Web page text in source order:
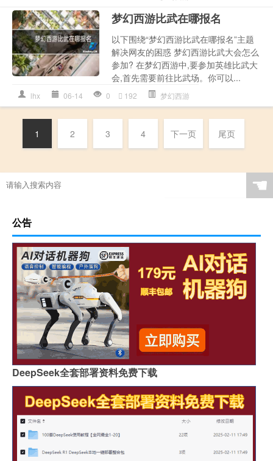
梦幻西游比武在哪报名
以下围绕“梦幻西游比武在哪报名”主题
解决网友的困惑 梦幻西游比武大会怎么
参加? 在梦幻西游中,要参加英雄比武大
会,首先需要前往比武场。你可以...
lhx 06-14 0 192 梦幻西游
1 2 3 4 下一页 尾页
☚
公告
DeepSeek全套部署资料免费下载